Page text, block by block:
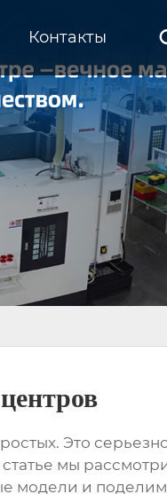
Контакты
Это
статье мы
модели и